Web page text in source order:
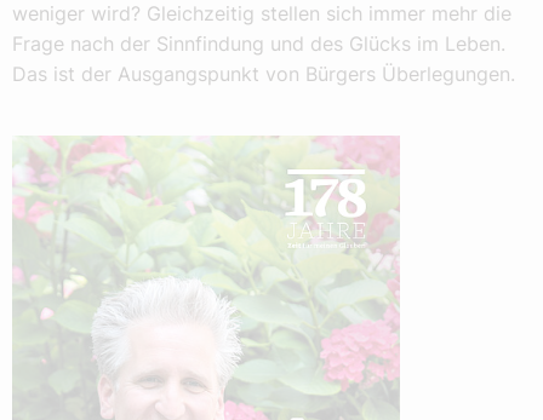
weniger wird? Gleichzeitig stellen sich immer mehr die
Frage nach der Sinnfindung und des Glücks im Leben.
Das ist der Ausgangspunkt von Bürgers Überlegungen.